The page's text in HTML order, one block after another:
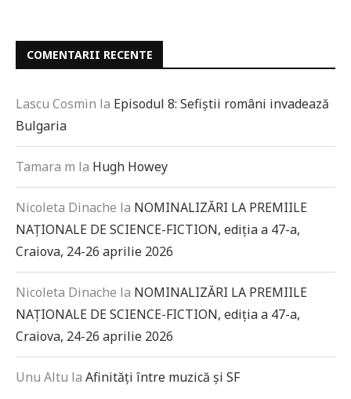
COMENTARII RECENTE
Lascu Cosmin la Episodul 8: Sefiștii români invadează
Bulgaria
Tamara m la Hugh Howey
Nicoleta Dinache la NOMINALIZĂRI LA PREMIILE
NAȚIONALE DE SCIENCE-FICTION, ediția a 47-a,
Craiova, 24-26 aprilie 2026
Nicoleta Dinache la NOMINALIZĂRI LA PREMIILE
NAȚIONALE DE SCIENCE-FICTION, ediția a 47-a,
Craiova, 24-26 aprilie 2026
Unu Altu la Afinități între muzică și SF